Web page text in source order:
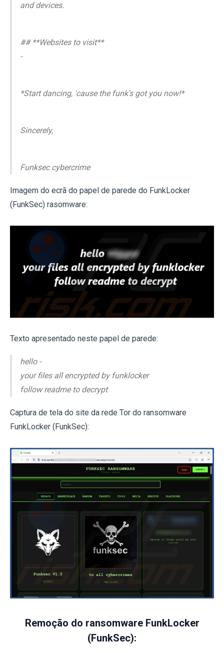
and devices.
## **Websites to visit**
-
*Start dancing, 'cause the funk's got you now!*
Sincerely,
Funksec cybercrime
Imagem do ecrã do papel de parede do FunkLocker
(FunkSec) rasomware:
Texto apresentado neste papel de parede:
hello -
your files all encrypted by funklocker
follow readme to decrypt
Captura de tela do site da rede Tor do ransomware
FunkLocker (FunkSec):
Remoção do ransomware FunkLocker
(FunkSec):